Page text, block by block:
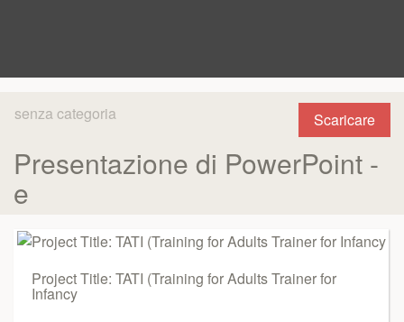
Scaricare
senza categoria
Presentazione di PowerPoint -
e
Project Title: TATI (Training for Adults Trainer for
Infancy